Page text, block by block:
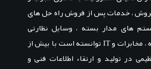
، خدمات پس از فروش راه حل های
های مدار بسته ، وسایل نظارتی
ساختمان و تجهیزات شبکه ، مخابرات و IT توانسته است با بیش از
در تولید و ارتقاء اطلاعات فنی و